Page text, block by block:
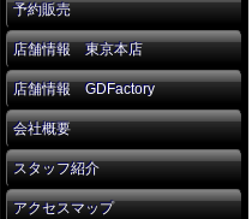
予約販売
店舗情報 東京本店
店舗情報 GDFactory
会社概要
スタッフ紹介
アクセスマップ